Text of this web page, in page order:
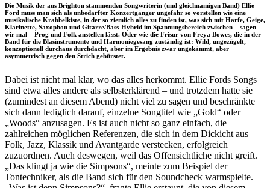
Die Musik der aus Brighton stammenden Songwriterin (und gleichnamigen Band) Ellie
Ford muss man sich als unbedarfter Konzertgänger ungefähr so vorstellen wie eine
musikalische Krabbelkiste, in der so ziemlich alles zu finden ist, was sich mit Harfe, Geige,
Klarinette, Saxophon und Gitarre/Bass-Hybrid im Spannungsbereich zwischen – sagen
wir mal – Prog und Folk anstellen lässt. Oder wie die Frisur von Freya Bowes, die in der
Band für die Blasinstrumente und Harmoniegesang zuständig ist: Wild, ungezügelt,
konzeptionell durchaus durchdacht, aber im Ergebnis zwar ungekämmt, aber
asymmetrisch gegen den Strich gebürstet.
Dabei ist nicht mal klar, wo das alles herkommt. Ellie Fords Songs
sind etwa alles andere als selbsterklärend – und trotzdem hatte sie
(zumindest an diesem Abend) nicht viel zu sagen und beschränkte
sich dann lediglich darauf, einzelne Songtitel wie „Gold“ oder
„Woods“ anzusagen. Es ist auch nicht so ganz einfach, die
zahlreichen möglichen Referenzen, die sich in dem Dickicht aus
Folk, Jazz, Klassik und Avantgarde verstecken, erfolgreich
zuzuordnen. Auch deswegen, weil das Offensichtliche nicht greift.
„Das klingt ja wie die Simpsons“, meinte zum Beispiel der
Tontechniker, als die Band sich für den Soundcheck warmspielte.